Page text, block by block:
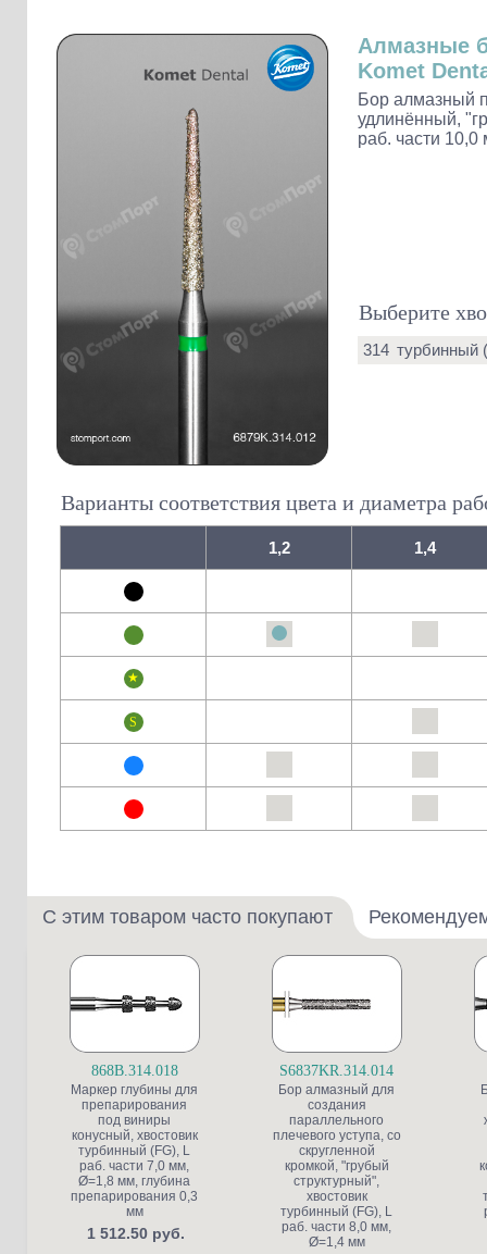
Наконечники и переходники KaVo
Алмазные
Komet
Бор алмазный
удлинённый,
раб. части
Выберите
314 турбинный
Варианты соответствия цвета и диаметра
1,2 1,4
С этим товаром часто покупают
868B.314.018
Маркер глубины для
препарирования
под виниры
конусный, хвостовик
турбинный (FG), L
раб. части 7,0 мм,
Ø=1,8 мм, глубина
препарирования 0,3
мм
1 512.50 руб.
S6837KR.314.014
Бор алмазный для
создания
параллельного
плечевого уступа, со
скругленной
кромкой, "грубый
структурный",
хвостовик
турбинный (FG), L
раб. части 8,0 мм,
Ø=1,4 мм